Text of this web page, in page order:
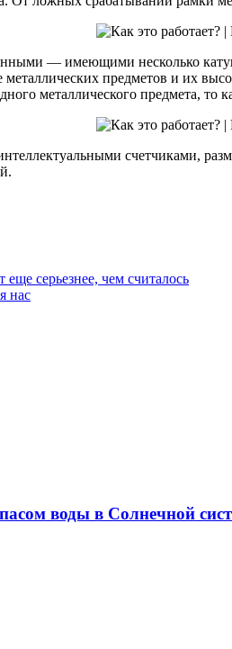
— имеющими несколько
предметов и их
металлического предмета,
счетчиками,
серьезнее, чем считалось
нас
воды в Солнечной